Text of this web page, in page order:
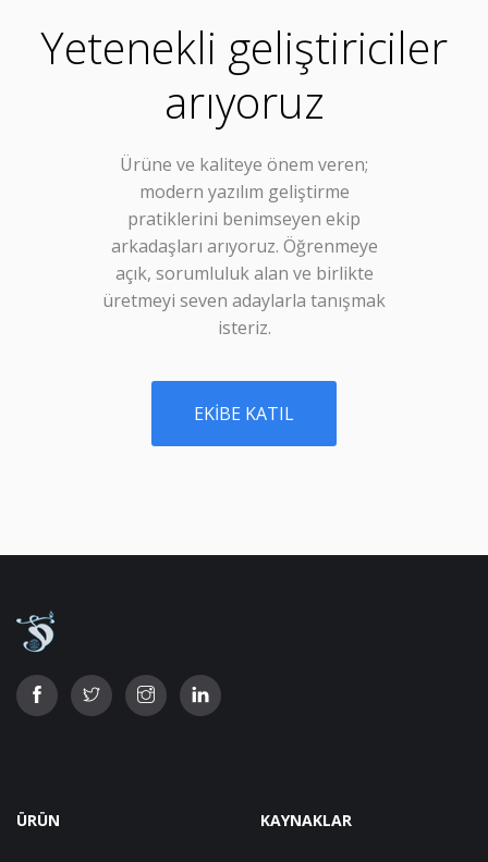
Yetenekli geliştiriciler
arıyoruz
Ürüne ve kaliteye önem veren;
modern yazılım geliştirme
pratiklerini benimseyen ekip
arkadaşları arıyoruz. Öğrenmeye
açık, sorumluluk alan ve birlikte
üretmeyi seven adaylarla tanışmak
isteriz.
EKIBE KATIL
ÜRÜN KAYNAKLAR